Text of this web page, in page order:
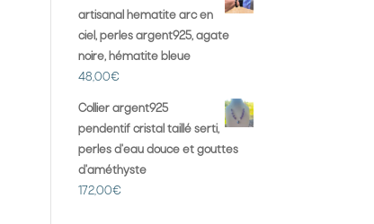
artisanal hematite arc en
ciel, perles argent925, agate
noire, hématite bleue
48,00€
Collier argent925
pendentif cristal taillé serti,
perles d'eau douce et gouttes
d'améthyste
172,00€